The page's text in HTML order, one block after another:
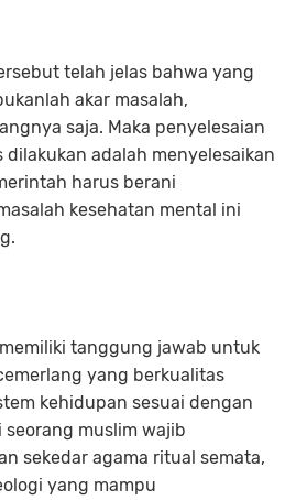
telah jelas bahwa yang
akar masalah,
saja. Maka penyelesaian
adalah menyelesaikan
harus berani
kesehatan mental ini
tanggung jawab untuk
yang berkualitas
kehidupan sesuai dengan
seorang muslim wajib
sekedar agama ritual semata,
yang mampu